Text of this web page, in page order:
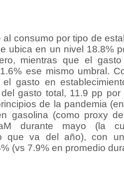
al consumo por tipo de
ubica en un nivel 18.8%
mientras que el
ese mismo umbral.
gasto en
gasto total, 11.9 pp
de la pandemia
gasolina (como proxy
durante mayo (la
que va del año), con
(vs 7.9% en promedio